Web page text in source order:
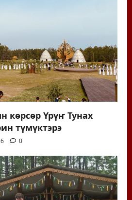
көрсөр Үрүҥ Тунах
түмүктэрэ
0